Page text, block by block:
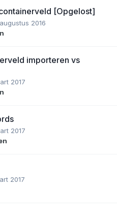
[Opgelost]
2016
importeren vs
2017
2017
2017